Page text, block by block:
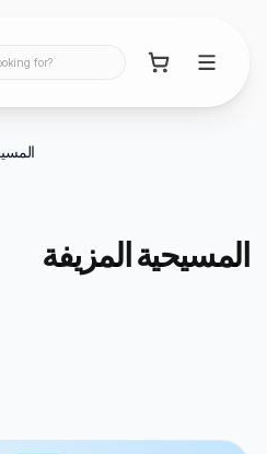
for?
المسيحية المزيفة